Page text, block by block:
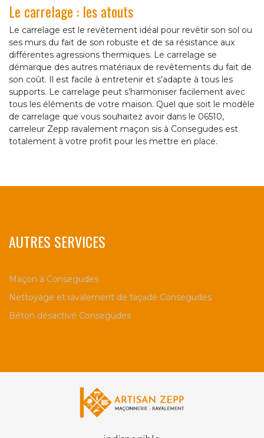
Le carrelage : les atouts
Le carrelage est le revêtement idéal pour revêtir son sol ou
ses murs du fait de son robuste et de sa résistance aux
différentes agressions thermiques. Le carrelage se
démarque des autres matériaux de revêtements du fait de
son coût. Il est facile à entretenir et s’adapte à tous les
supports. Le carrelage peut s’harmoniser facilement avec
tous les éléments de votre maison. Quel que soit le modèle
de carrelage que vous souhaitez avoir dans le 06510,
carreleur Zepp ravalement maçon sis à Consegudes est
totalement à votre profit pour les mettre en place.
AUTRES SERVICES
Maçon à Consegudes
Nettoyage et ravalement de façade Consegudes
Béton désactivé Consegudes